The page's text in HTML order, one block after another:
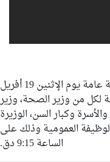
عقد مجلس نواب الشعب جلسة عامة يوم الإثنين 19 أفريل
لكل من وزير الصحة، وزير
وكبار السن، الوزيرة
العمومية وذلك على
الساعة 9:15 دق.